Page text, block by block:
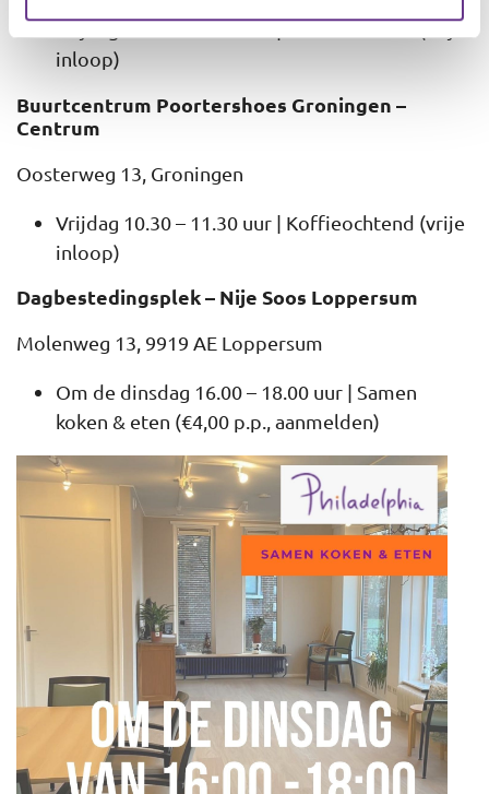
Vrijdag 10.30 – 11.30 uur | Koffieochtend (vrije
inloop)
Buurtcentrum Poortershoes Groningen –
Centrum
Oosterweg 13, Groningen
Vrijdag 10.30 – 11.30 uur | Koffieochtend (vrije
inloop)
Dagbestedingsplek – Nije Soos Loppersum
Molenweg 13, 9919 AE Loppersum
Om de dinsdag 16.00 – 18.00 uur | Samen
koken & eten (€4,00 p.p., aanmelden)